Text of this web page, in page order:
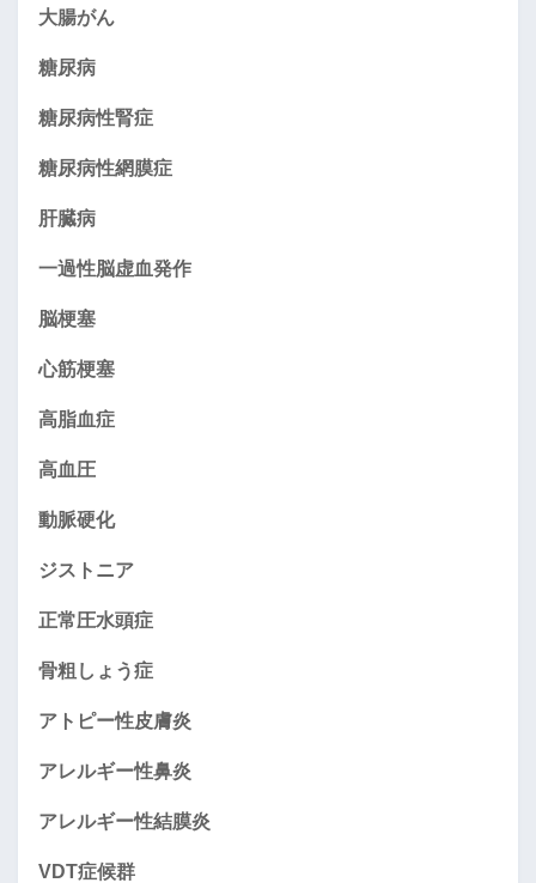
大腸がん
糖尿病
糖尿病性腎症
糖尿病性網膜症
肝臓病
一過性脳虚血発作
脳梗塞
心筋梗塞
高脂血症
高血圧
動脈硬化
ジストニア
正常圧水頭症
骨粗しょう症
アトピー性皮膚炎
アレルギー性鼻炎
アレルギー性結膜炎
VDT症候群